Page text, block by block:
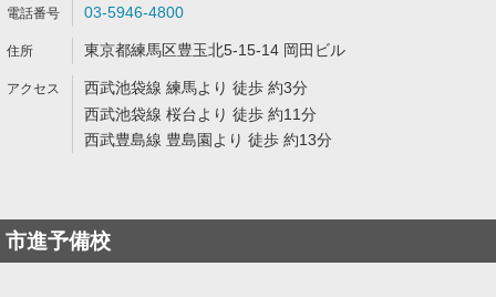
03-5946-4800
東京都練馬区豊玉北5-15-14 岡田ビル
西武池袋線 練馬より 徒歩 約3分
西武池袋線 桜台より 徒歩 約11分
西武豊島線 豊島園より 徒歩 約13分
市進予備校